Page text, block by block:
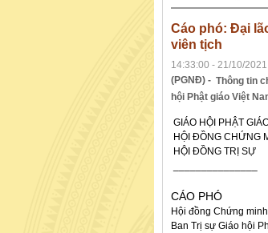
Cáo phó: Đại
viên tịch
14:33:00 - 21/10/2021
(PGNĐ) - Thông tin
hội Phật giáo Việt
GIÁO HỘI PHẬT
HỘI ĐỒNG CHỨNG
HỘI ĐỒNG TRỊ SỰ
CÁO PHÓ
Hội đồng Chứng
Ban Trị sự Giáo hội